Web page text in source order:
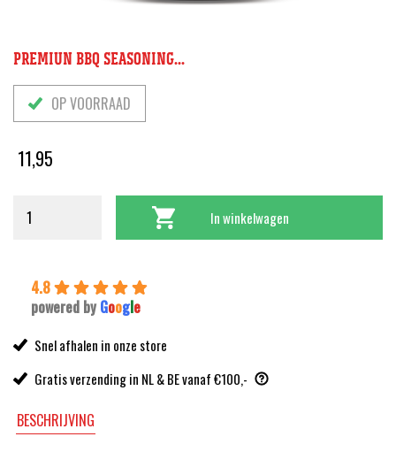
PREMIUN BBQ SEASONING...
OP VOORRAAD
11,95
In winkelwagen
4.8
powered by Google
Snel afhalen in onze store
Gratis verzending in NL & BE vanaf €100,-
BESCHRIJVING